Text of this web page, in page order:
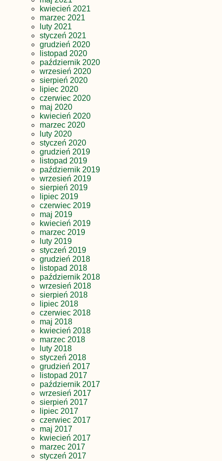
kwiecień 2021
marzec 2021
luty 2021
styczeń 2021
grudzień 2020
listopad 2020
październik 2020
wrzesień 2020
sierpień 2020
lipiec 2020
czerwiec 2020
maj 2020
kwiecień 2020
marzec 2020
luty 2020
styczeń 2020
grudzień 2019
listopad 2019
październik 2019
wrzesień 2019
sierpień 2019
lipiec 2019
czerwiec 2019
maj 2019
kwiecień 2019
marzec 2019
luty 2019
styczeń 2019
grudzień 2018
listopad 2018
październik 2018
wrzesień 2018
sierpień 2018
lipiec 2018
czerwiec 2018
maj 2018
kwiecień 2018
marzec 2018
luty 2018
styczeń 2018
grudzień 2017
listopad 2017
październik 2017
wrzesień 2017
sierpień 2017
lipiec 2017
czerwiec 2017
maj 2017
kwiecień 2017
marzec 2017
styczeń 2017